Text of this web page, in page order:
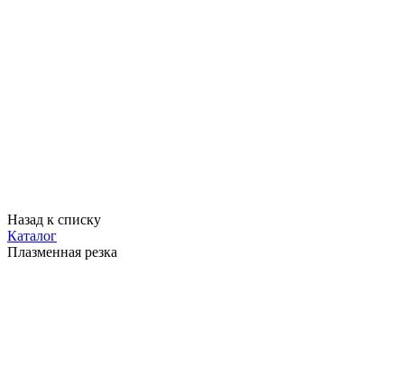
Назад к списку
Каталог
Плазменная резка